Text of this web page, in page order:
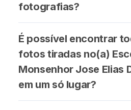
fotografias?
É possível encontrar
fotos tiradas no(a)
Monsenhor Jose Elias
em um só lugar?